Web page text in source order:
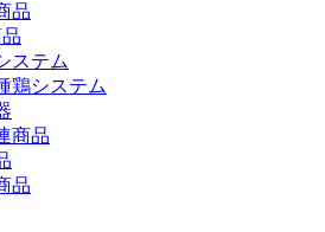
品
ステム
鶏システム
商品
品